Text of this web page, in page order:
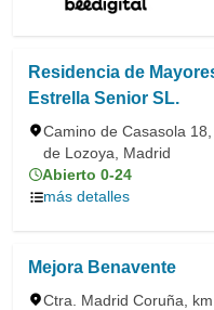
Residencia de
Estrella Senior SL.
Camino de Casasola
de Lozoya, Madrid
Abierto 0-24
más detalles
Mejora Benavente
Ctra. Madrid Coruña,